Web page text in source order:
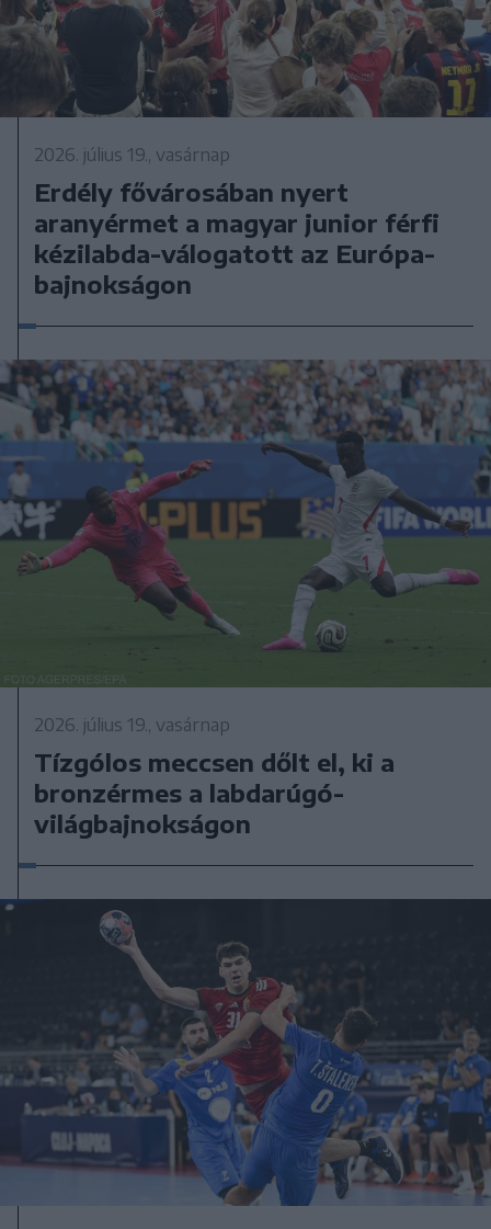
2026. július 19., vasárnap
Erdély fővárosában nyert
aranyérmet a magyar junior férfi
kézilabda-válogatott az Európa-
bajnokságon
2026. július 19., vasárnap
Tízgólos meccsen dőlt el, ki a
bronzérmes a labdarúgó-
világbajnokságon